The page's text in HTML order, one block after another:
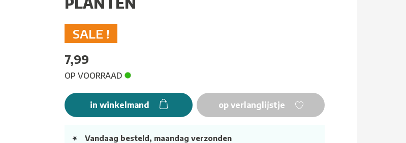
SALE !
7,99
OP VOORRAAD
in winkelmand op verlanglijstje
Vandaag besteld, maandag verzonden